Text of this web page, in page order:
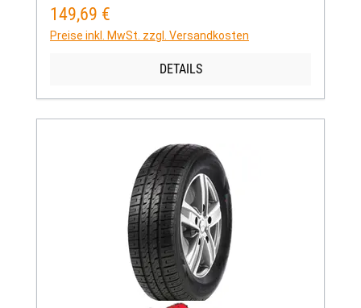
Regulärer Preis:
149,69 €
Preise inkl. MwSt. zzgl. Versandkosten
DETAILS